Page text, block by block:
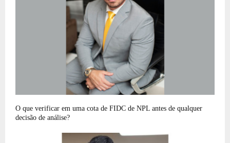
O que verificar em uma cota de FIDC de NPL antes de qualquer
decisão de análise?